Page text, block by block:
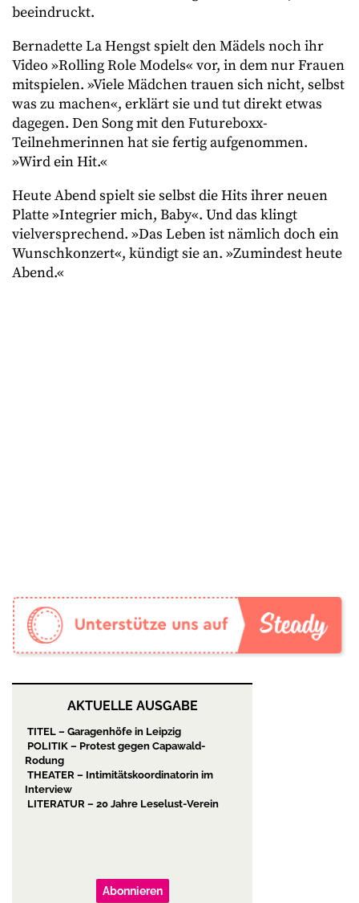
beeindruckt.
Bernadette La Hengst spielt den Mädels noch ihr
Video »Rolling Role Models« vor, in dem nur Frauen
mitspielen. »Viele Mädchen trauen sich nicht, selbst
was zu machen«, erklärt sie und tut direkt etwas
dagegen. Den Song mit den Futureboxx-
Teilnehmerinnen hat sie fertig aufgenommen.
»Wird ein Hit.«
Heute Abend spielt sie selbst die Hits ihrer neuen
Platte »Integrier mich, Baby«. Und das klingt
vielversprechend. »Das Leben ist nämlich doch ein
Wunschkonzert«, kündigt sie an. »Zumindest heute
Abend.«
AKTUELLE AUSGABE
TITEL – Garagenhöfe in Leipzig
POLITIK – Protest gegen Capawald-
Rodung
THEATER – Intimitätskoordinatorin im
Interview
LITERATUR – 20 Jahre Leselust-Verein
Abonnieren